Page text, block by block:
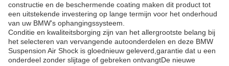
constructie en de beschermende coating maken dit product tot
een uitstekende investering op lange termijn voor het onderhoud
van uw BMW's ophangingssysteem.
Conditie en kwaliteitsborging zijn van het allergrootste belang bij
het selecteren van vervangende autoonderdelen en deze BMW
Suspension Air Shock is gloednieuw geleverd,garantie dat u een
onderdeel zonder slijtage of gebreken ontvangtDe nieuwe